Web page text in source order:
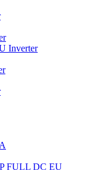
Inverter
FULL DC EU